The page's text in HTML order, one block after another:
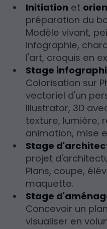
Initiation et
préparation du
Modèle vivant,
infographie,
l'art, croquis en
Stage
Colorisation sur
vectoriel d'un
Illustrator, 3D
texture, lumière,
animation, mise
Stage
projet
Plans, coupe,
maquette.
Stage
Concevoir un
visualiser en